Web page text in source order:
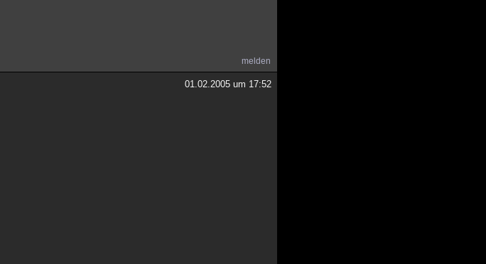
melden
01.02.2005 um 17:52